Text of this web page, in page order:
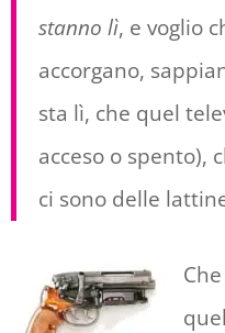
stanno lì, e voglio
accorgano,
sta lì, che quel
acceso o spento),
ci sono delle